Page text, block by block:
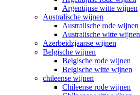
Argentijnse witte wijnen
Australische wijnen
Australische rode wijnen
Australische witte wijnen
Azerbeidzjaanse wijnen
Belgische wijnen
Belgische rode wijnen
Belgische witte wijnen
chileense wijnen
Chileense rode wijnen